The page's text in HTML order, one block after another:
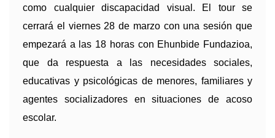
como cualquier discapacidad visual. El tour se
cerrará el viernes 28 de marzo con una sesión que
empezará a las 18 horas con Ehunbide Fundazioa,
que da respuesta a las necesidades sociales,
educativas y psicológicas de menores, familiares y
agentes socializadores en situaciones de acoso
escolar.